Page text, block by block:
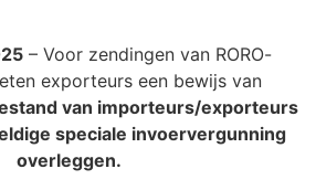
– Voor zendingen van RORO-
exporteurs een bewijs van
van importeurs/exporteurs
speciale invoervergunning
overleggen.